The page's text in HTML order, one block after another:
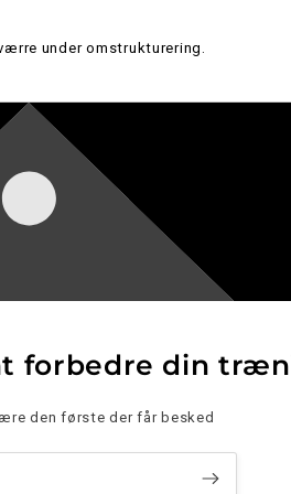
under omstrukturering.
forbedre din
den første der får besked